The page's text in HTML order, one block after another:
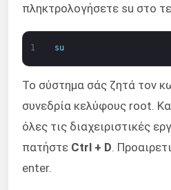
πληκτρολογήσετε su στο
1 su
Το σύστημα σάς ζητά τον
συνεδρία κελύφους root.
όλες τις διαχειριστικές
πατήστε Ctrl + D.
enter.